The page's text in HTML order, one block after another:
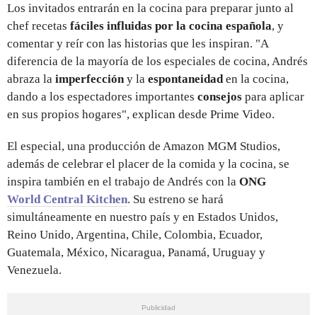
Los invitados entrarán en la cocina para preparar junto al
chef recetas fáciles influidas por la cocina española, y
comentar y reír con las historias que les inspiran. "A
diferencia de la mayoría de los especiales de cocina, Andrés
abraza la imperfeccióny la espontaneidaden la cocina,
dando a los espectadores importantes consejos para aplicar
en sus propios hogares", explican desde Prime Video.
El especial, una producción de Amazon MGM Studios,
además de celebrar el placer de la comida y la cocina, se
inspira también en el trabajo de Andrés con la ONG
World Central Kitchen. Su estreno se hará
simultáneamente en nuestro país y en Estados Unidos,
Reino Unido, Argentina, Chile, Colombia, Ecuador,
Guatemala, México, Nicaragua, Panamá, Uruguay y
Venezuela.